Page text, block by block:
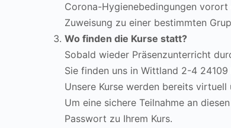
Corona-Hygienebedingungen
Zuweisung zu einer bestimmten
Wo finden die Kurse statt?
Sobald wieder Präsenzunterricht
Sie finden uns in Wittland 2-4 24109
Unsere Kurse werden bereits
Um eine sichere Teilnahme an
Passwort zu Ihrem Kurs.